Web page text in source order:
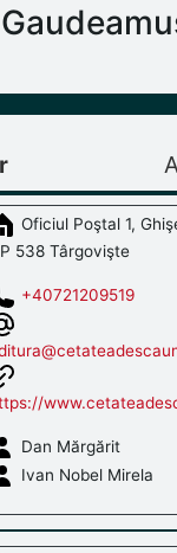
A
Oficiul Poştal 1,
538 Târgovişte
+40721209519
Dan Mărgărit
Ivan Nobel Mirela